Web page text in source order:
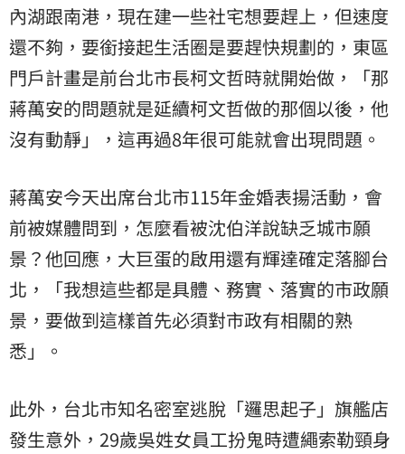
內湖跟南港，現在建一些社宅想要趕上，但速度
還不夠，要銜接起生活圈是要趕快規劃的，東區
門戶計畫是前台北市長柯文哲時就開始做，「那
蔣萬安的問題就是延續柯文哲做的那個以後，他
沒有動靜」，這再過8年很可能就會出現問題。
蔣萬安今天出席台北市115年金婚表揚活動，會
前被媒體問到，怎麼看被沈伯洋說缺乏城市願
景？他回應，大巨蛋的啟用還有輝達確定落腳台
北，「我想這些都是具體、務實、落實的市政願
景，要做到這樣首先必須對市政有相關的熟
悉」。
此外，台北市知名密室逃脫「邏思起子」旗艦店
發生意外，29歲吳姓女員工扮鬼時遭繩索勒頸身